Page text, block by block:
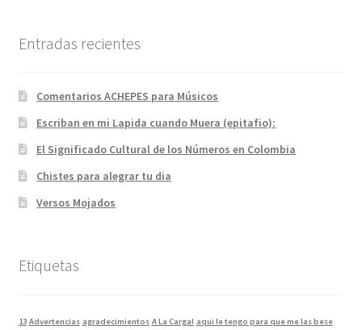
Entradas recientes
Comentarios ACHEPES para Músicos
Escriban en mi Lapida cuando Muera (epitafio):
El Significado Cultural de los Números en Colombia
Chistes para alegrar tu dia
Versos Mojados
Etiquetas
13 Advertencias agradecimientos A La Carga! aqui le tengo para que me las bese